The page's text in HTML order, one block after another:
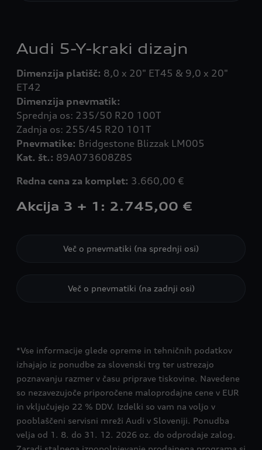
Audi 5-Y-kraki dizajn
Dimenzija platišč: 8,0 x 20" ET45 & 9,0 x 20"
Dimenzija pnevmatik:
Sprednja os: 235/50 R20 100T
Pnevmatike:
Kat. št.: 89A073608Z8S
Redna cena za komplet: 3.660,00 €
Akcija 3 + 1: 2.745,00 €
Več o pnevmatiki (na sprednji osi)
Več o pnevmatiki (na zadnji osi)
*Vse informacije glede opreme in tehničnih podatkov
izhajajo iz ponudbe za slovenski trg ter ustrezajo
poznavanju razmer v času priprave tiskovine. Navedene
so nezavezujoče priporočene maloprodajne cene v EUR
in vključujejo 22 % DDV. Izdelki so vam na voljo v
pooblaščeni servisni mreži Audi v Sloveniji. Ponudba
velja od 1. 8. do 31. 12. 2026 oz. do odprodaje zalog.